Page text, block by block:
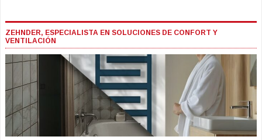
ZEHNDER, ESPECIALISTA EN SOLUCIONES DE CONFORT Y
VENTILACIÓN